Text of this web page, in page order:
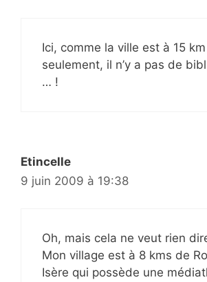
Ici, comme la ville est à 15 km
seulement, il n’y a pas de
… !
Etincelle
9 juin 2009 à 19:38
Oh, mais cela ne veut rien
Mon village est à 8 kms de
Isère qui possède une